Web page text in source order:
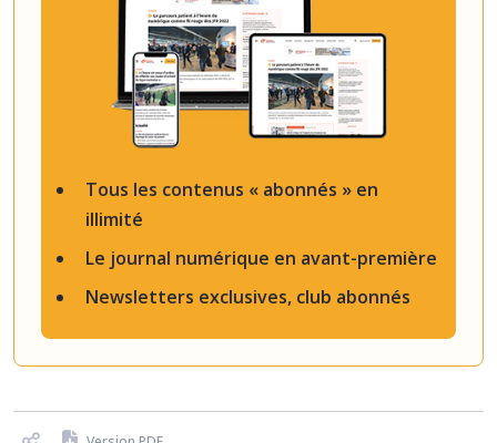
Tous les contenus « abonnés » en
illimité
Le journal numérique en avant-première
Newsletters exclusives, club abonnés